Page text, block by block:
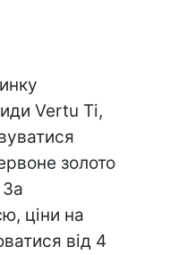
Vertu Ti,
золото
За
ціни на
від 4